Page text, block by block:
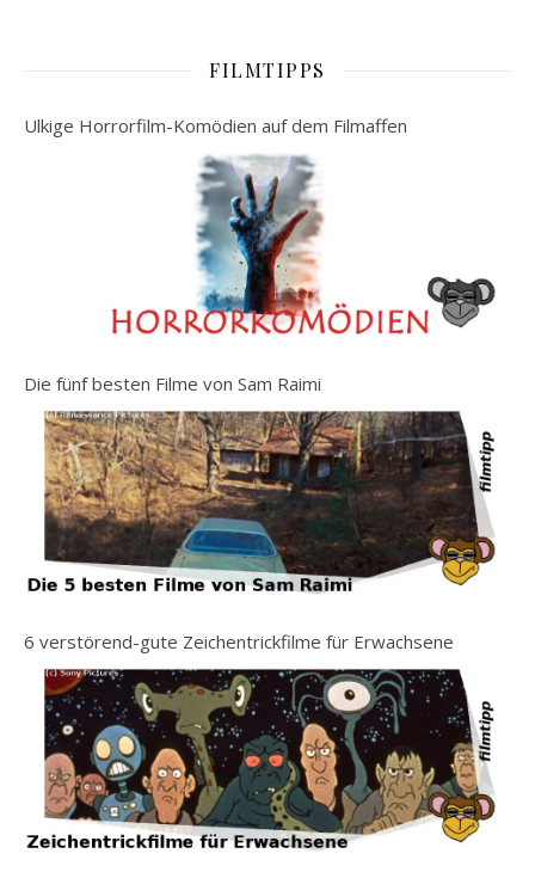
FILMTIPPS
Ulkige Horrorfilm-Komödien auf dem Filmaffen
Die fünf besten Filme von Sam Raimi
6 verstörend-gute Zeichentrickfilme für Erwachsene